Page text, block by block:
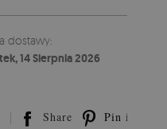
dostawy:
14 Sierpnia 2026
Share Pin it